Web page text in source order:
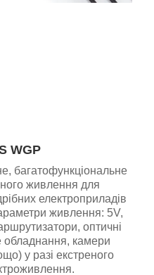
WGP
багатофункціональне
живлення для
електроприладів
живлення: 5V,
оптичні
обладнання, камери
у разі екстреного